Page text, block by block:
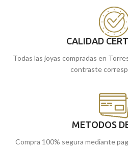
CALIDAD
Todas las joyas compradas en
contraste
METODOS
Compra 100% segura mediante